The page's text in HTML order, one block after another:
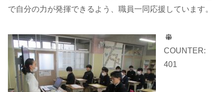
で自分の力が発揮できるよう、職員一同応援しています。
COUNTER:
401